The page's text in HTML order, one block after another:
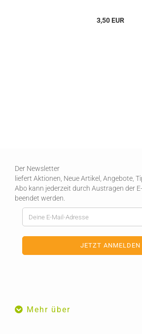
3,50 EUR
Der Newsletter
liefert Aktionen, Neue Artikel, Angebote,
Abo kann jederzeit durch Austragen der
beendet werden.
Mehr über